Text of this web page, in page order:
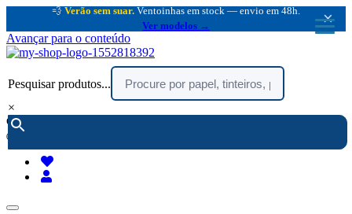
💨 Verão sem suar. Ventoinhas em stock — envio em 48h.
Ver modelos →
×
Avançar para o conteúdo
Pesquisar produtos...
×
encomendar por telefone :
(chamada rede fixa nacional)